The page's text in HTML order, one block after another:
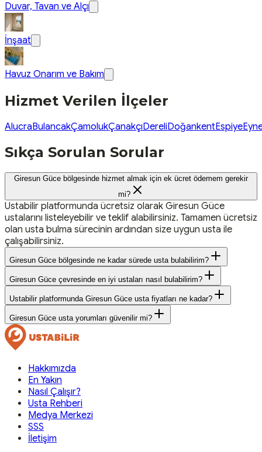
Duvar, Tavan ve Alçı
İnşaat
Havuz Onarım ve Bakım
Hizmet Verilen İlçeler
AlucraBulancakÇamolukÇanakçıDereliDoğankentEspiye
Sıkça Sorulan Sorular
Giresun Güce bölgesinde hizmet almak için ek ücret ödemem gerekir
mi?
Ustabilir platformunda ücretsiz olarak Giresun Güce
ustalarını listeleyebilir ve teklif alabilirsiniz. Tamamen ücretsiz
olan usta bulma sürecinin ardından size uygun usta ile
çalışabilirsiniz.
Giresun Güce bölgesinde ne kadar sürede usta bulabilirim?
Giresun Güce çevresinde en iyi ustaları nasıl bulabilirim?
Ustabilir platformunda Giresun Güce usta fiyatları ne kadar?
Giresun Güce usta yorumları güvenilir mi?
Hakkımızda
En Yakın
Nasıl Çalışır?
Usta Rehberi
Medya Merkezi
SSS
İletişim